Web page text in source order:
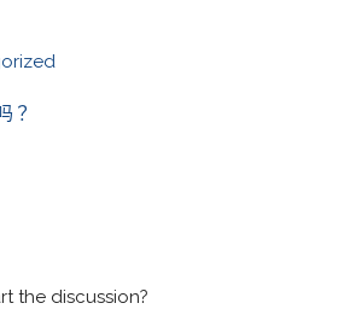
？
the discussion?